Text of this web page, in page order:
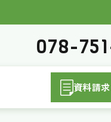
078-
資料請求